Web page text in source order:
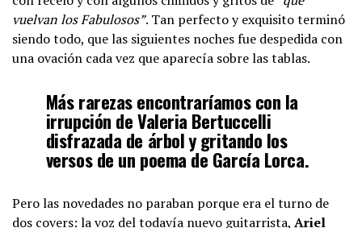
vuelvan los Fabulosos”. Tan perfecto y exquisito terminó
siendo todo, que las siguientes noches fue despedida con
una ovación cada vez que aparecía sobre las tablas.
Más rarezas encontraríamos con la
irrupción deValeria Bertuccelli
disfrazada de árbol y gritando los
versos de un poema deGarcía Lorca.
Pero las novedades no paraban porque era el turno de
dos covers: la voz del todavía nuevo guitarrista, Ariel